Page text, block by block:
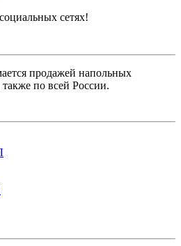
сетях!
продажей напольных
по всей России.